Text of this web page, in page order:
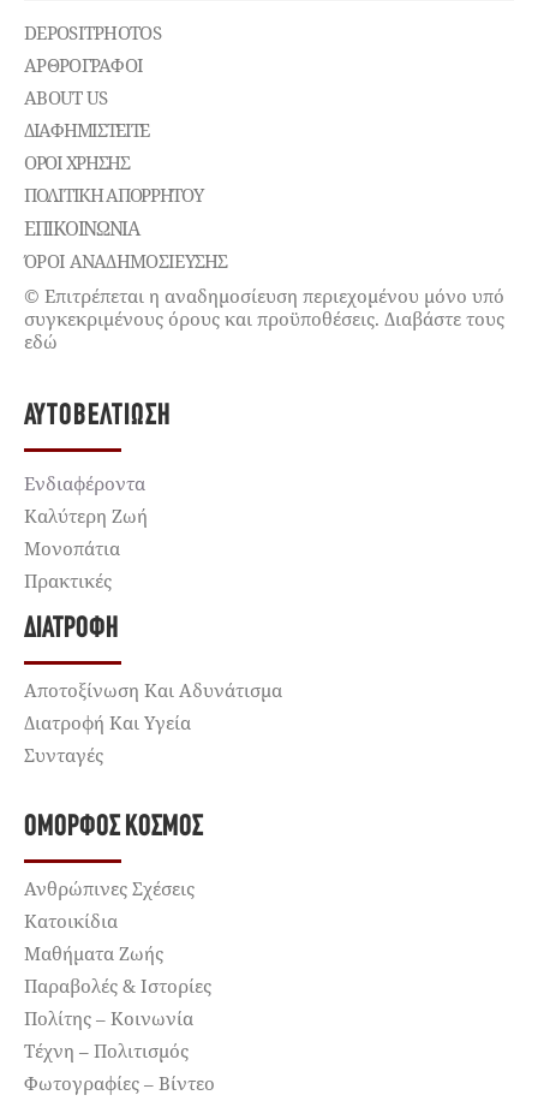
DEPOSITPHOTOS
ΑΡΘΡΟΓΡΑΦΟΙ
ABOUT US
ΔΙΑΦΗΜΙΣΤΕΊΤΕ
ΌΡΟΙ ΧΡΉΣΗΣ
ΠΟΛΙΤΙΚΉ ΑΠΟΡΡΉΤΟΥ
ΕΠΙΚΟΙΝΩΝΊΑ
ΌΡΟΙ ΑΝΑΔΗΜΟΣΙΕΥΣΗΣ
© Επιτρέπεται η αναδημοσίευση περιεχομένου μόνο υπό
συγκεκριμένους όρους και προϋποθέσεις. Διαβάστε τους
εδώ
ΑΥΤΟΒΕΛΤΊΩΣΗ
Ενδιαφέροντα
Καλύτερη Ζωή
Μονοπάτια
Πρακτικές
ΔΙΑΤΡΟΦΉ
Αποτοξίνωση Και Αδυνάτισμα
Διατροφή Και Υγεία
Συνταγές
ΌΜΟΡΦΟΣ ΚΌΣΜΟΣ
Ανθρώπινες Σχέσεις
Κατοικίδια
Μαθήματα Ζωής
Παραβολές & Ιστορίες
Πολίτης – Κοινωνία
Τέχνη – Πολιτισμός
Φωτογραφίες – Βίντεο